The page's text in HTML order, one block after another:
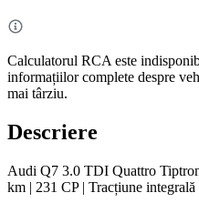
Calculatorul RCA este
informațiilor complete despre
mai târziu.
Descriere
Audi Q7 3.0 TDI Quattro
km | 231 CP | Tracțiune